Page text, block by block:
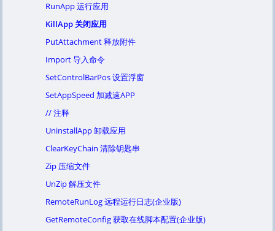
RunApp 运行应用
KillApp 关闭应用
PutAttachment 释放附件
Import 导入命令
SetControlBarPos 设置浮窗
SetAppSpeed 加减速APP
// 注释
UninstallApp 卸载应用
ClearKeyChain 清除钥匙串
Zip 压缩文件
UnZip 解压文件
RemoteRunLog 远程运行日志(企业版)
GetRemoteConfig 获取在线脚本配置(企业版)